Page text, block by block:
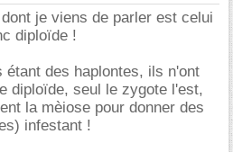
je viens de parler est celui
diploïde !
étant des haplontes, ils n'ont
diploïde, seul le zygote l'est,
la mèiose pour donner des
infestant !